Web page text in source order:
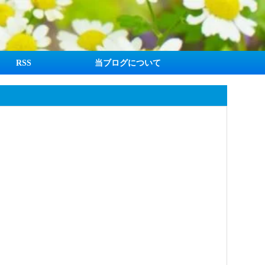
RSS 当ブログについて